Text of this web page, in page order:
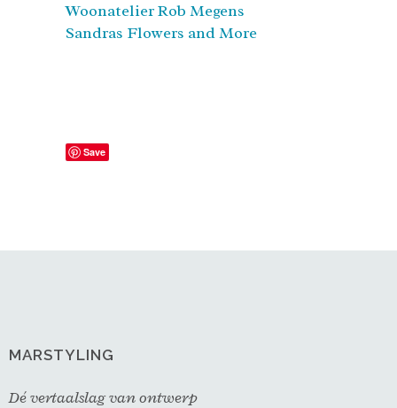
Woonatelier Rob Megens
Sandras Flowers and More
Save
MARSTYLING
Dé vertaalslag van ontwerp